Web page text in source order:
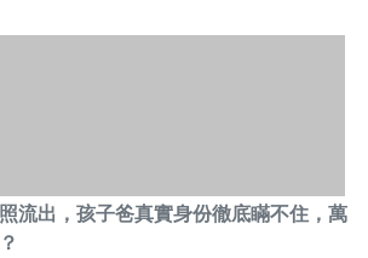
流出，孩子爸真實身份徹底瞞不住，萬